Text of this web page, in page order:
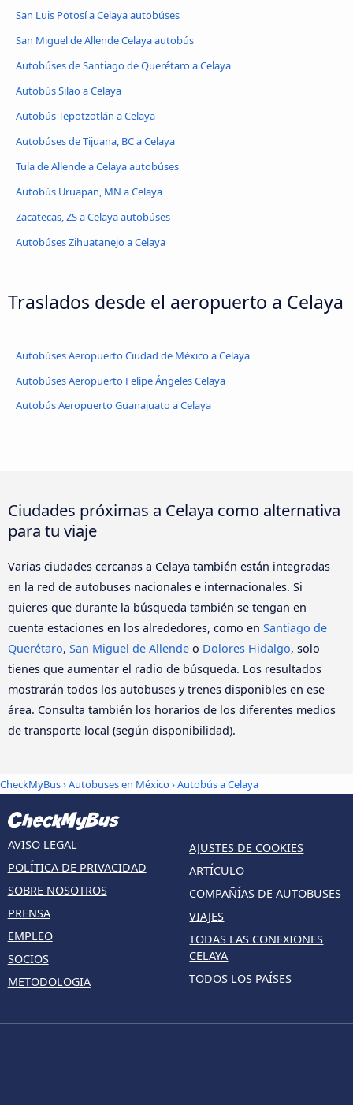
San Luis Potosí a Celaya autobúses
San Miguel de Allende Celaya autobús
Autobúses de Santiago de Querétaro a Celaya
Autobús Silao a Celaya
Autobús Tepotzotlán a Celaya
Autobúses de Tijuana, BC a Celaya
Tula de Allende a Celaya autobúses
Autobús Uruapan, MN a Celaya
Zacatecas, ZS a Celaya autobúses
Autobúses Zihuatanejo a Celaya
Traslados desde el aeropuerto a Celaya
Autobúses Aeropuerto Ciudad de México a Celaya
Autobúses Aeropuerto Felipe Ángeles Celaya
Autobús Aeropuerto Guanajuato a Celaya
Ciudades próximas a Celaya como alternativa
para tu viaje
Varias ciudades cercanas a Celaya también están integradas
en la red de autobuses nacionales e internacionales. Si
quieres que durante la búsqueda también se tengan en
cuenta estaciones en los alrededores, como en Santiago de
Querétaro, San Miguel de Allende o Dolores Hidalgo, solo
tienes que aumentar el radio de búsqueda. Los resultados
mostrarán todos los autobuses y trenes disponibles en ese
área. Consulta también los horarios de los diferentes medios
de transporte local (según disponibilidad).
CheckMyBus›Autobuses en México› Autobús a Celaya
AVISO LEGAL
POLÍTICA DE PRIVACIDAD
SOBRE NOSOTROS
PRENSA
EMPLEO
SOCIOS
METODOLOGIA
AJUSTES DE COOKIES
ARTÍCULO
COMPAÑÍAS DE AUTOBUSES
VIAJES
TODAS LAS CONEXIONES
CELAYA
TODOS LOS PAÍSES